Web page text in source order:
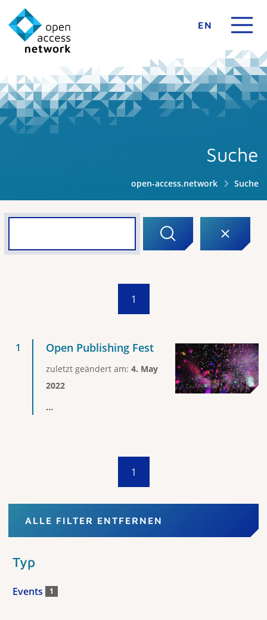
EN
Suche
open-access.network Suche
1
Open Publishing Fest
zuletzt geändert am: 4. May
2022
...
1
ALLE FILTER ENTFERNEN
Typ
Events 1